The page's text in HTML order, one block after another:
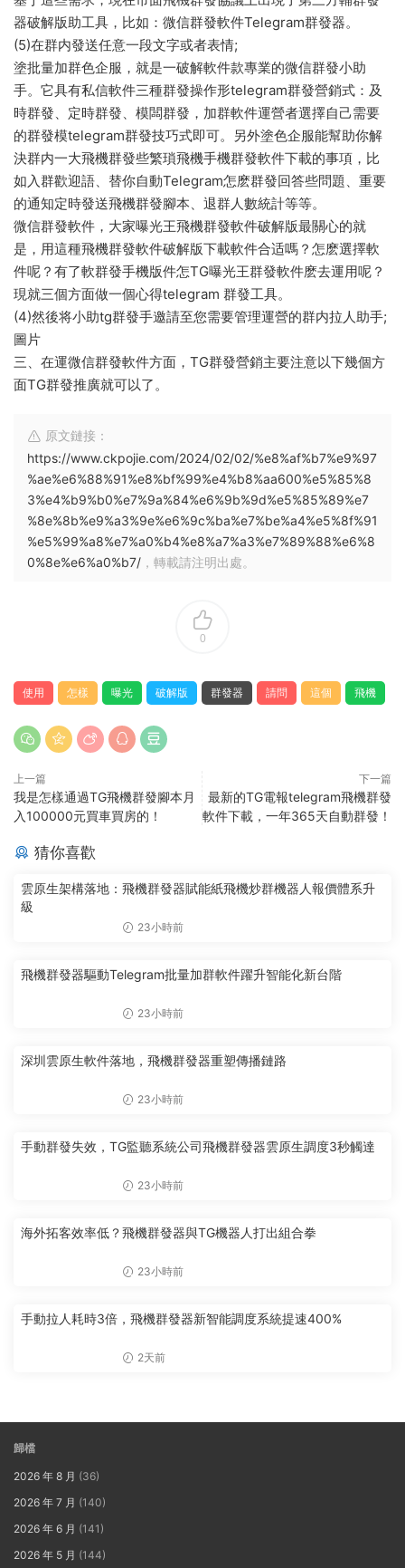
器破解版助工具，比如：微信群發軟件Telegram群發器。
(5)在群内發送任意一段文字或者表情;
塗批量加群色企服，就是一破解軟件款專業的微信群發小助
手。它具有私信軟件三種群發操作形telegram群發營銷式：及
時群發、定時群發、模闆群發，加群軟件運營者選擇自己需要
的群發模telegram群發技巧式即可。另外塗色企服能幫助你解
決群内一大飛機群發些繁瑣飛機手機群發軟件下載的事項，比
如入群歡迎語、替你自動Telegram怎麽群發回答些問題、重要
的通知定時發送飛機群發腳本、退群人數統計等等。
微信群發軟件，大家曝光王飛機群發軟件破解版最關心的就
是，用這種飛機群發軟件破解版下載軟件合适嗎？怎麽選擇軟
件呢？有了軟群發手機版件怎TG曝光王群發軟件麽去運用呢？
現就三個方面做一個心得telegram 群發工具。
(4)然後将小助tg群發手邀請至您需要管理運營的群内拉人助手;
圖片
三、在運微信群發軟件方面，TG群發營銷主要注意以下幾個方
面TG群發推廣就可以了。
原文鏈接：
https://www.ckpojie.com/2024/02/02/%e8%af%b7%e9%97
%ae%e6%88%91%e8%bf%99%e4%b8%aa600%e5%85%8
3%e4%b9%b0%e7%9a%84%e6%9b%9d%e5%85%89%e7
%8e%8b%e9%a3%9e%e6%9c%ba%e7%be%a4%e5%8f%91
%e5%99%a8%e7%a0%b4%e8%a7%a3%e7%89%88%e6%8
0%8e%e6%a0%b7/ ，轉載請注明出處。
0
使用 怎樣 曝光 破解版 群發器 請問 這個 飛機
上一篇
我是怎樣通過TG飛機群發腳本月
入100000元買車買房的！
下一篇
最新的TG電報telegram飛機群發
軟件下載，一年365天自動群發！
猜你喜歡
雲原生架構落地：飛機群發器賦能紙飛機炒群機器人報價體系升
級
23小時前
飛機群發器驅動Telegram批量加群軟件躍升智能化新台階
23小時前
深圳雲原生軟件落地，飛機群發器重塑傳播鏈路
23小時前
手動群發失效，TG監聽系統公司飛機群發器雲原生調度3秒觸達
23小時前
海外拓客效率低？飛機群發器與TG機器人打出組合拳
23小時前
手動拉人耗時3倍，飛機群發器新智能調度系統提速400%
2天前
歸檔
2026 年 8 月 (36)
2026 年 7 月 (140)
2026 年 6 月 (141)
2026 年 5 月 (144)